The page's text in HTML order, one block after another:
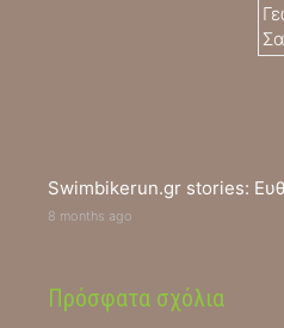
Swimbikerun.gr stories:
8 months ago
Πρόσφατα σχόλια